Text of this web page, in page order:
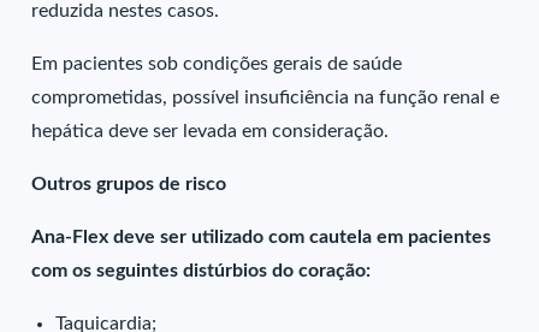
reduzida nestes casos.
Em pacientes sob condições gerais de saúde
comprometidas, possível insuficiência na função renal e
hepática deve ser levada em consideração.
Outros grupos de risco
Ana-Flex deve ser utilizado com cautela em pacientes
com os seguintes distúrbios do coração:
Taquicardia;